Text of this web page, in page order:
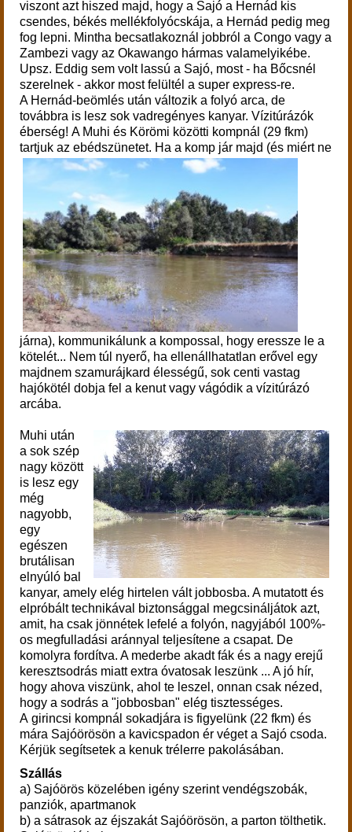
viszont azt hiszed majd, hogy a Sajó a Hernád kis
csendes, békés mellékfolyócskája, a Hernád pedig meg
fog lepni. Mintha becsatlakoznál jobbról a Congo vagy a
Zambezi vagy az Okawango hármas valamelyikébe.
Upsz. Eddig sem volt lassú a Sajó, most - ha Bőcsnél
szerelnek - akkor most felültél a super express-re.
A Hernád-beömlés után változik a folyó arca, de
továbbra is lesz sok vadregényes kanyar. Vízitúrázók
éberség! A Muhi és Körömi közötti kompnál (29 fkm)
tartjuk az ebédszünetet. Ha a komp jár majd (és miért ne
járna), kommunikálunk a kompossal, hogy eressze le a
kötelét... Nem túl nyerő, ha ellenállhatatlan erővel egy
majdnem szamurájkard élességű, sok centi vastag
hajókötél dobja fel a kenut vagy vágódik a vízitúrázó
arcába.
Muhi után
a sok szép
nagy között
is lesz egy
még
nagyobb,
egy
egészen
brutálisan
elnyúló bal
kanyar, amely elég hirtelen vált jobbosba. A mutatott és
elpróbált technikával biztonsággal megcsináljátok azt,
amit, ha csak jönnétek lefelé a folyón, nagyjából 100%-
os megfulladási aránnyal teljesítene a csapat. De
komolyra fordítva. A mederbe akadt fák és a nagy erejű
keresztsodrás miatt extra óvatosak leszünk ... A jó hír,
hogy ahova viszünk, ahol te leszel, onnan csak nézed,
hogy a sodrás a "jobbosban" elég tisztességes.
A girincsi kompnál sokadjára is figyelünk (22 fkm) és
mára Sajóörösön a kavicspadon ér véget a Sajó csoda.
Kérjük segítsetek a kenuk trélerre pakolásában.
Szállás
a) Sajóörös közelében igény szerint vendégszobák,
panziók, apartmanok
b) a sátrasok az éjszakát Sajóörösön, a parton tölthetik.